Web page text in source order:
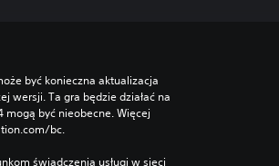
być konieczna aktualizacja
wersji. Ta gra będzie działać na
mogą być nieobecne. Więcej
bc.
świadczenia usługi w sieci